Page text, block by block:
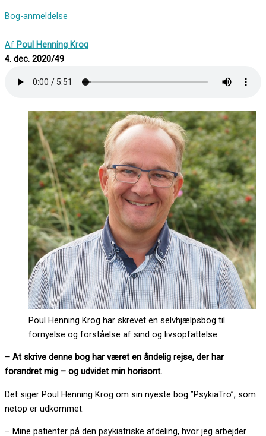
Bog-anmeldelse
Af Poul Henning Krog
4. dec. 2020/49
Poul Henning Krog har skrevet en selvhjælpsbog til
fornyelse og forståelse af sind og livsopfattelse.
– At skrive denne bog har været en åndelig rejse, der har
forandret mig – og udvidet min horisont.
Det siger Poul Henning Krog om sin nyeste bog ”PsykiaTro”, som
netop er udkommet.
– Mine patienter på den psykiatriske afdeling, hvor jeg arbejder